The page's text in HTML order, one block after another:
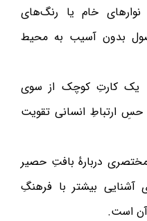
نوارهای خام یا رنگ‌های
بدون آسیب به محیط
یک کارتِ کوچک از سوی
حسِ ارتباطِ انسانی تقویت
دربارهٔ بافتِ حصیر
آشنایی بیشتر با فرهنگِ
آن است.